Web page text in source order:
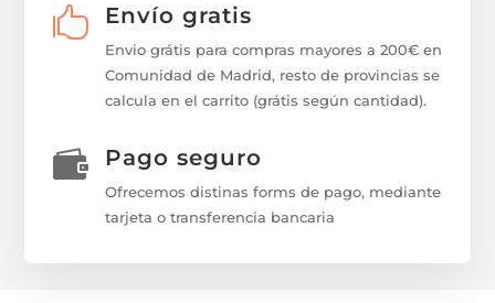
 Envío gratis
Envio grátis para compras mayores a 200€ en
Comunidad de Madrid, resto de provincias se
calcula en el carrito (grátis según cantidad).
 Pago seguro
Ofrecemos distinas forms de pago, mediante
tarjeta o transferencia bancaria